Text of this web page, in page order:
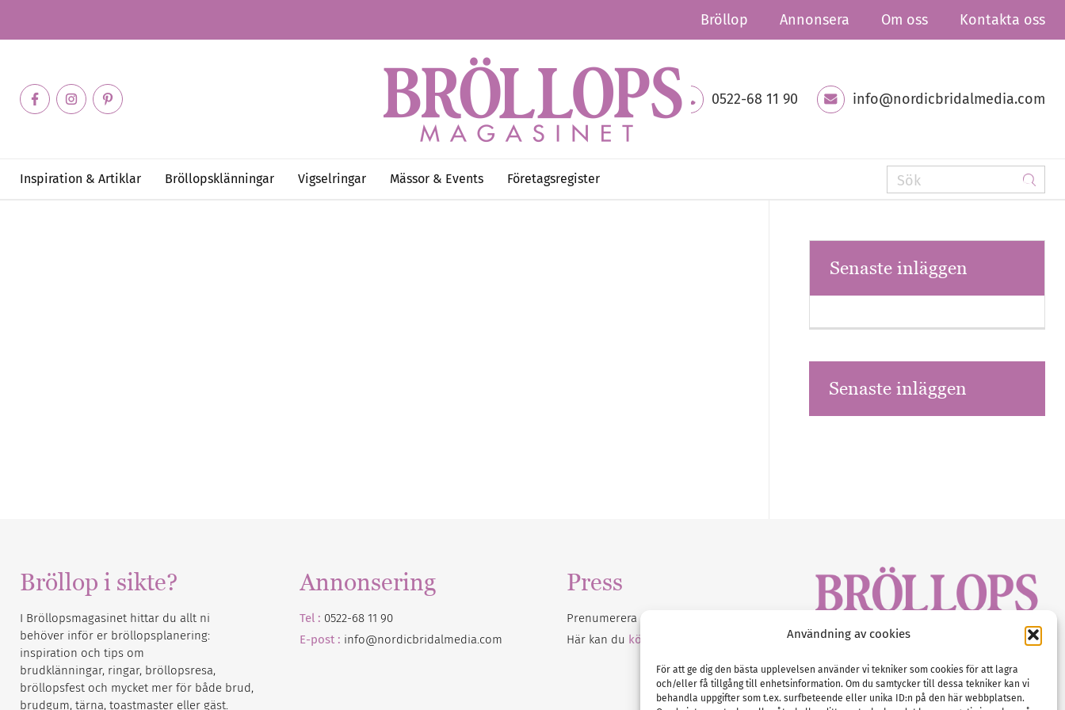
Användning av cookies
För att ge dig den bästa upplevelsen använder vi tekniker som cookies för att lagra
och/eller få tillgång till enhetsinformation. Om du samtycker till dessa tekniker kan vi
behandla uppgifter som t.ex. surfbeteende eller unika ID:n på den här webbplatsen.
Bröllop Annonsera Om oss Kontakta oss
0522-68 11 90 info@nordicbridalmedia.com
Inspiration & Artiklar Bröllopsklänningar Vigselringar Mässor & Events Företagsregister
Senaste inläggen
Senaste inläggen
Bröllop i sikte?
I Bröllopsmagasinet hittar du allt ni
behöver inför er bröllopsplanering:
inspiration och tips om
brudklänningar, ringar, bröllopsresa,
bröllopsfest och mycket mer för både brud,
brudgum, tärna, toastmaster eller gäst.
Annonsering
Tel : 0522-68 11 90
E-post : info@nordicbridalmedia.com
Press
Prenumerera på vårt
Här kan du köpa Bröllopsmagasinet
Tel :0522-68 11 90
E-post:info@nordicbridalmedia.com